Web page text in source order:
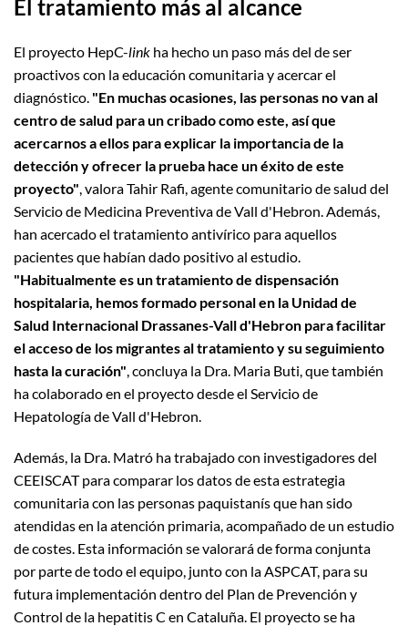
El tratamiento más al alcance
El proyecto HepC-link ha hecho un paso más del de ser
proactivos con la educación comunitaria y acercar el
diagnóstico. "En muchas ocasiones, las personas no van al
centro de salud para un cribado como este, así que
acercarnos a ellos para explicar la importancia de la
detección y ofrecer la prueba hace un éxito de este
proyecto", valora Tahir Rafi, agente comunitario de salud del
Servicio de Medicina Preventiva de Vall d'Hebron. Además,
han acercado el tratamiento antivírico para aquellos
pacientes que habían dado positivo al estudio.
"Habitualmente es un tratamiento de dispensación
hospitalaria, hemos formado personal en la Unidad de
Salud Internacional Drassanes-Vall d'Hebron para facilitar
el acceso de los migrantes al tratamiento y su seguimiento
hasta la curación", concluya la Dra. Maria Buti, que también
ha colaborado en el proyecto desde el Servicio de
Hepatología de Vall d'Hebron.
Además, la Dra. Matró ha trabajado con investigadores del
CEEISCAT para comparar los datos de esta estrategia
comunitaria con las personas paquistanís que han sido
atendidas en la atención primaria, acompañado de un estudio
de costes. Esta información se valorará de forma conjunta
por parte de todo el equipo, junto con la ASPCAT, para su
futura implementación dentro del Plan de Prevención y
Control de la hepatitis C en Cataluña. El proyecto se ha